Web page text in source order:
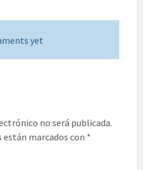
yet
no será publicada.
marcados con *